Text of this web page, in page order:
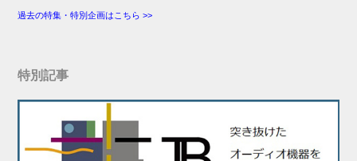
過去の特集・特別企画はこちら >>
特別記事